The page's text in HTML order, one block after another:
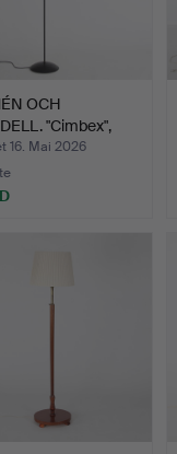
OCH
"Cimbex",
16. Mai 2026